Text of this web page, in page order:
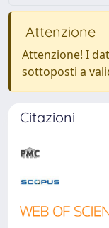
Attenzione
Attenzione! I
sottoposti a
Citazioni